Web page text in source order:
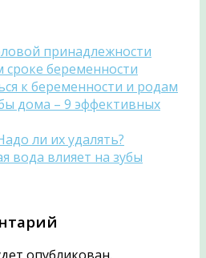
принадлежности
сроке беременности
к беременности и родам
дома – 9 эффективных
ли их удалять?
вода влияет на зубы